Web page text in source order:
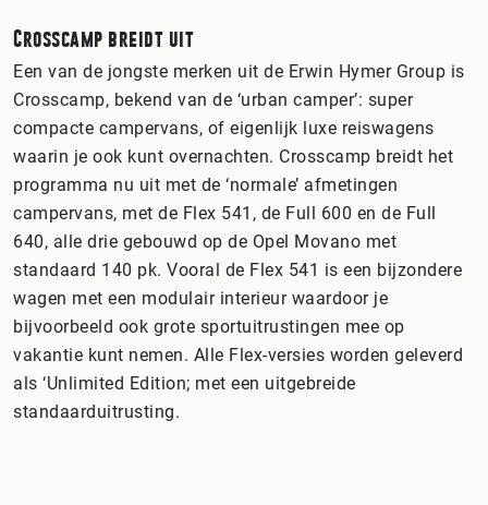
Crosscamp breidt uit
Een van de jongste merken uit de Erwin Hymer Group is
Crosscamp, bekend van de ‘urban camper’: super
compacte campervans, of eigenlijk luxe reiswagens
waarin je ook kunt overnachten. Crosscamp breidt het
programma nu uit met de ‘normale’ afmetingen
campervans, met de Flex 541, de Full 600 en de Full
640, alle drie gebouwd op de Opel Movano met
standaard 140 pk. Vooral de Flex 541 is een bijzondere
wagen met een modulair interieur waardoor je
bijvoorbeeld ook grote sportuitrustingen mee op
vakantie kunt nemen. Alle Flex-versies worden geleverd
als ‘Unlimited Edition; met een uitgebreide
standaarduitrusting.